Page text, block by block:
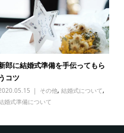
郎に結婚式準備を手伝ってもら
うコツ
その他,結婚式について,
婚式準備について